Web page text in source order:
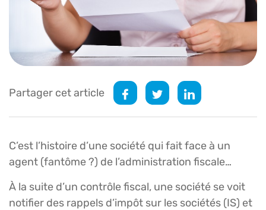
Partager cet article
C’est l’histoire d’une société qui fait face à un
agent (fantôme ?) de l’administration fiscale…
À la suite d’un contrôle fiscal, une société se voit
notifier des rappels d’impôt sur les sociétés (IS) et